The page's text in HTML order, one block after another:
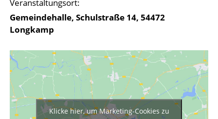
Veranstaltungsort:
Gemeindehalle, Schulstraße 14, 54472
Longkamp
Klicke hier, um Marketing-Cookies zu